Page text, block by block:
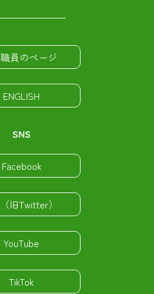
職員のページ
ENGLISH
SNS
Facebook
（旧Twitter）
YouTube
TikTok